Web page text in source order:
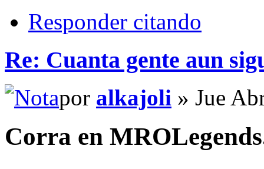
Responder citando
Re: Cuanta gente aun
por alkajoli » Jue
Corra en